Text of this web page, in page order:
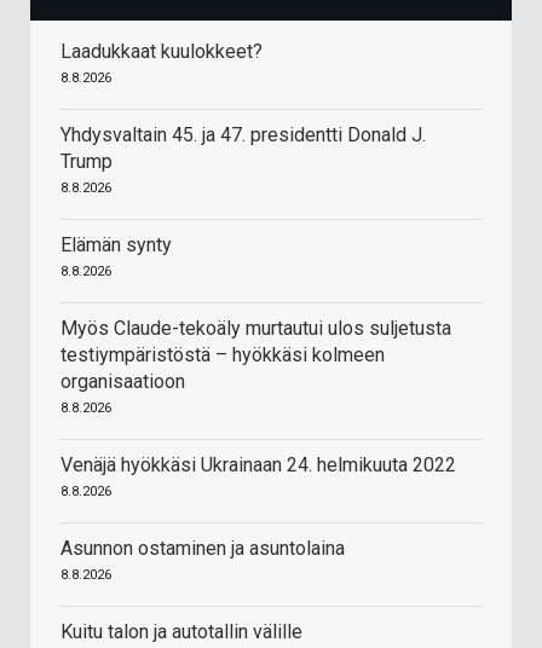
Laadukkaat kuulokkeet?
8.8.2026
Yhdysvaltain 45. ja 47. presidentti Donald J.
Trump
8.8.2026
Elämän synty
8.8.2026
Myös Claude-tekoäly murtautui ulos suljetusta
testiympäristöstä – hyökkäsi kolmeen
organisaatioon
8.8.2026
Venäjä hyökkäsi Ukrainaan 24. helmikuuta 2022
8.8.2026
Asunnon ostaminen ja asuntolaina
8.8.2026
Kuitu talon ja autotallin välille